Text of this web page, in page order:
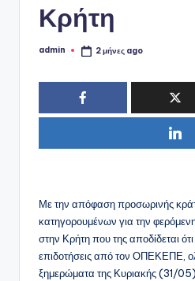
Κρήτη
Συγγραφέας:
admin 2 μήνες ago
Με την απόφαση προσωρινής
κατηγορουμένων για την
στην Κρήτη που της αποδίδεται
επιδοτήσεις από τον ΟΠΕΚΕΠΕ,
ξημερώματα της Κυριακής (31/